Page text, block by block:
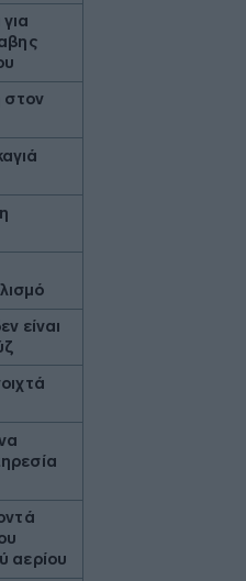
στον
είναι
αερίου